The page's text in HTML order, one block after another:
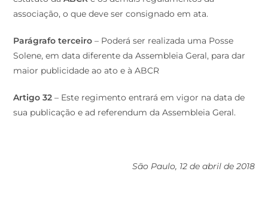
associação, o que deve ser consignado em ata.
Parágrafo terceiro – Poderá ser realizada uma Posse
Solene, em data diferente da Assembleia Geral, para dar
maior publicidade ao ato e à ABCR
Artigo 32 – Este regimento entrará em vigor na data de
sua publicação e ad referendum da Assembleia Geral.
São Paulo, 12 de abril de 2018